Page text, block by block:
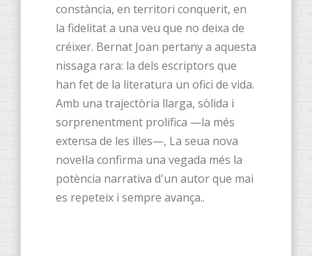
constància, en territori conquerit, en
la fidelitat a una veu que no deixa de
créixer. Bernat Joan pertany a aquesta
nissaga rara: la dels escriptors que
han fet de la literatura un ofici de vida.
Amb una trajectòria llarga, sòlida i
sorprenentment prolífica —la més
extensa de les illes—, La seua nova
novel·la confirma una vegada més la
potència narrativa d'un autor que mai
es repeteix i sempre avança..